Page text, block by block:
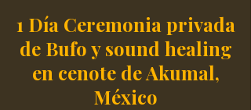
1 Día Ceremonia privada
de Bufo y sound healing
en cenote de Akumal,
México